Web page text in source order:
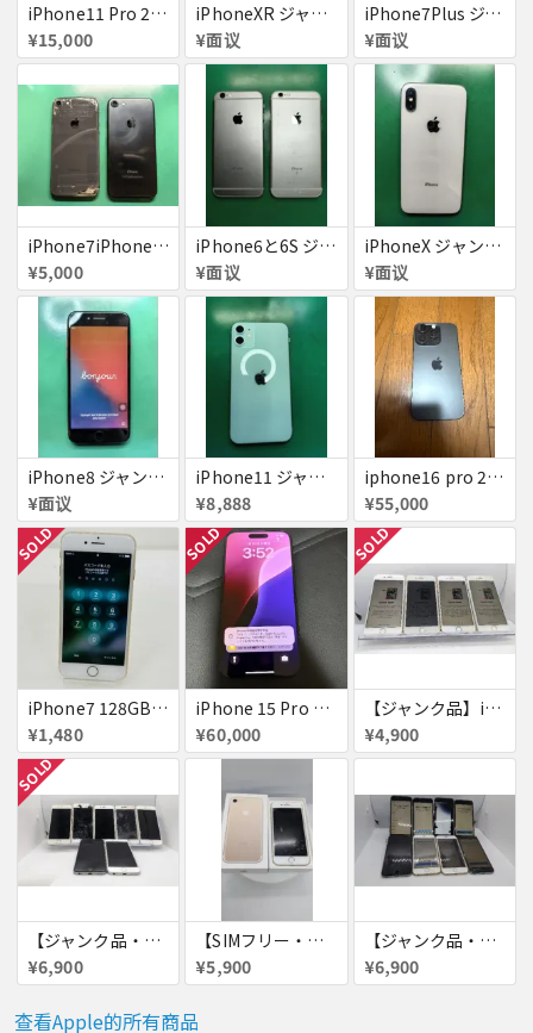
iPhone11 Pro 256GB ジャンク品
¥15,000
iPhoneXR ジャンク品
¥面议
iPhone7Plus ジャンク品
¥面议
iPhone7iPhone8ジャンク
¥5,000
iPhone6と6S ジャンク品
¥面议
iPhoneX ジャンク品
¥面议
iPhone8 ジャンク品
¥面议
iPhone11 ジャンク
¥8,888
iphone16 pro 256gb ブラックチタニウム
¥55,000
SOLD
iPhone7 128GB 赤ロム SoftBank ジャンク ゴールド A1779 パスコード不明 送料無料
¥1,480
SOLD
iPhone 15 Pro 128GB ブラックチタニウム ネットワーク利用制限あり
¥60,000
SOLD
【ジャンク品】iPhone6s ４台セット
¥4,900
SOLD
【ジャンク品・初期化済・SIMロック解除済】iPhone6 7台セット
¥6,900
【SIMフリー・付属品あり】iPhone 7 128GB
¥5,900
【ジャンク品・初期化済】iPhone6 8台セット
¥6,900
查看Apple的所有商品